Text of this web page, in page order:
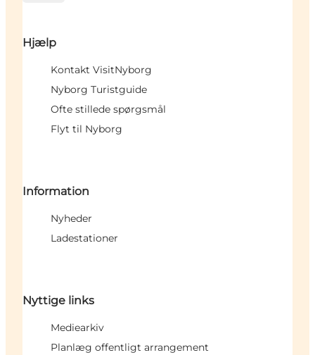
Hjælp
Kontakt VisitNyborg
Nyborg Turistguide
Ofte stillede spørgsmål
Flyt til Nyborg
Information
Nyheder
Ladestationer
Nyttige links
Mediearkiv
Planlæg offentligt arrangement